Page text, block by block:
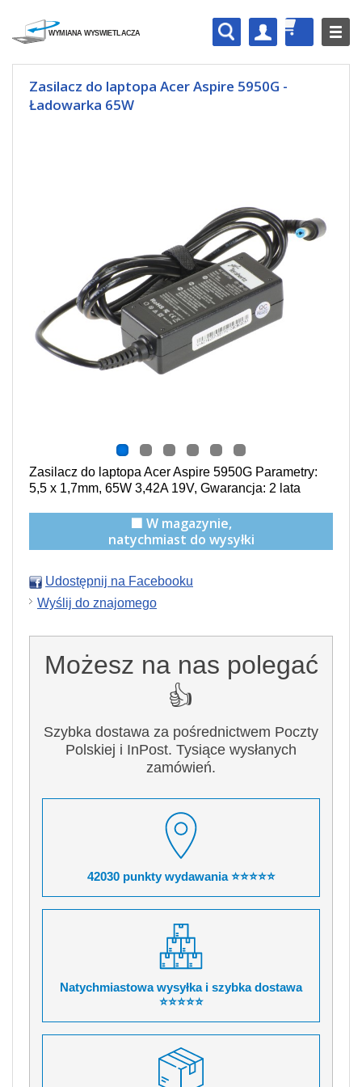
Zasilacz do laptopa Acer Aspire 5950G -
Ładowarka 65W
Zasilacz do laptopa Acer Aspire 5950G Parametry:
5,5 x 1,7mm, 65W 3,42A 19V, Gwarancja: 2 lata
🟩 W magazynie,
natychmiast do wysyłki
Udostępnij na Facebooku
Wyślij do znajomego
Możesz na nas polegać
👍
Szybka dostawa za pośrednictwem Poczty
Polskiej i InPost. Tysiące wysłanych
zamówień.
42030 punkty wydawania ⭐⭐⭐⭐⭐
Natychmiastowa wysyłka i szybka dostawa
⭐⭐⭐⭐⭐